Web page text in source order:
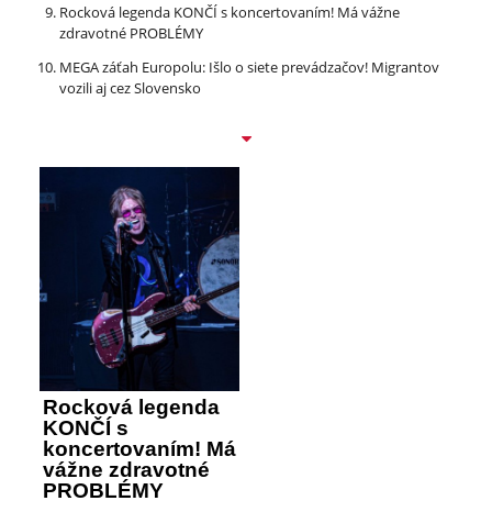
Rocková legenda KONČÍ s koncertovaním! Má vážne
zdravotné PROBLÉMY
MEGA záťah Europolu: Išlo o siete prevádzačov! Migrantov
vozili aj cez Slovensko
Rocková legenda
KONČÍ s
koncertovaním! Má
vážne zdravotné
PROBLÉMY